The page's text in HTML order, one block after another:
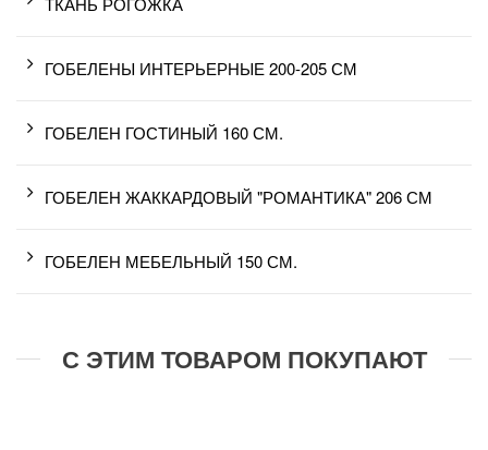
ГОБЕЛЕНЫ ИНТЕРЬЕРНЫЕ 200-205 СМ
ГОБЕЛЕН ГОСТИНЫЙ 160 СМ.
ГОБЕЛЕН ЖАККАРДОВЫЙ "РОМАНТИКА" 206 СМ
ГОБЕЛЕН МЕБЕЛЬНЫЙ 150 СМ.
С ЭТИМ ТОВАРОМ ПОКУПАЮТ